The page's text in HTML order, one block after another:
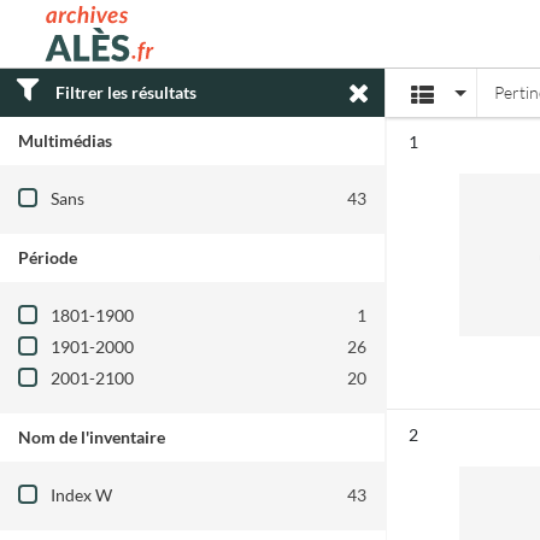
Archives municipales d'Alès
Filtrer les résultats
Multimédias
Filtre les résultats par : Multimédias
Sans 43
Période
Filtre les résultats par : Période
1801-1900
1
1901-2000
26
2001-2100
20
Nom de l'inventaire
Filtre les résultats par : Nom de l'inventaire
Index W 43
Affichage
1
2